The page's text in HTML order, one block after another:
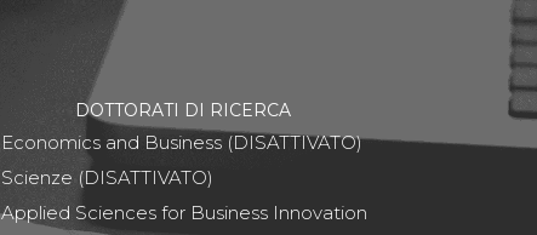
DOTTORATI DI RICERCA
Economics and Business (DISATTIVATO)
Scienze (DISATTIVATO)
Applied Sciences for Business Innovation